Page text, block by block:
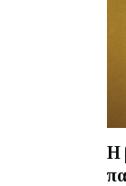
Η